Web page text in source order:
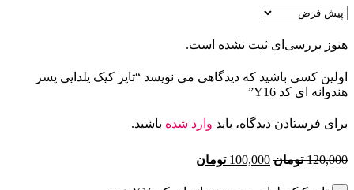
هنوز بررسی‌ای ثبت نشده است.
اولین کسی باشید که دیدگاهی می نویسد “تاپر کیک یلدایی پسر
هندوانه ای کد Y16”
برای فرستادن دیدگاه، باید وارد شده باشید.
120,000 تومان 100,000 تومان